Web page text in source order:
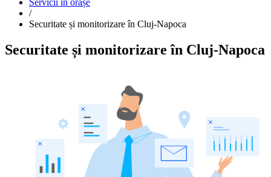
/
Securitate și monitorizare în Cluj-Napoca
Securitate și monitorizare în Cluj-Napoca